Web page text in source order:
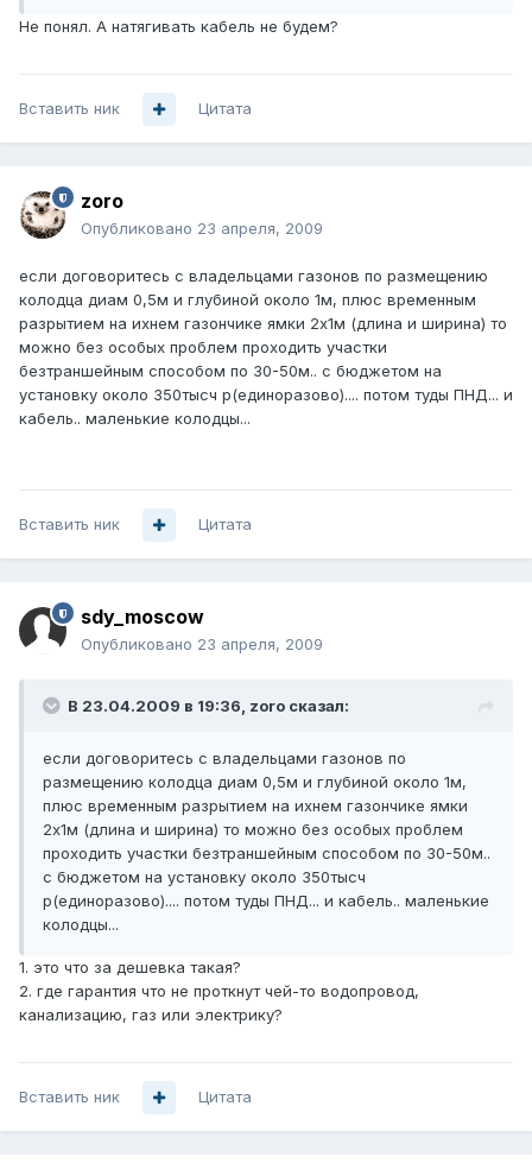
Не понял. А натягивать кабель не будем?
Вставить ник Цитата
zoro
Опубликовано 23 апреля, 2009
если договоритесь с владельцами газонов по размещению
колодца диам 0,5м и глубиной около 1м, плюс временным
разрытием на ихнем газончике ямки 2х1м (длина и ширина) то
можно без особых проблем проходить участки
безтраншейным способом по 30-50м.. с бюджетом на
установку около 350тысч р(единоразово).... потом туды ПНД... и
кабель.. маленькие колодцы...
Вставить ник Цитата
sdy_moscow
Опубликовано 23 апреля, 2009
В 23.04.2009 в 19:36, zoro сказал:
если договоритесь с владельцами газонов по
размещению колодца диам 0,5м и глубиной около 1м,
плюс временным разрытием на ихнем газончике ямки
2х1м (длина и ширина) то можно без особых проблем
проходить участки безтраншейным способом по 30-50м..
с бюджетом на установку около 350тысч
р(единоразово).... потом туды ПНД... и кабель.. маленькие
колодцы...
1. это что за дешевка такая?
2. где гарантия что не проткнут чей-то водопровод,
канализацию, газ или электрику?
Вставить ник Цитата